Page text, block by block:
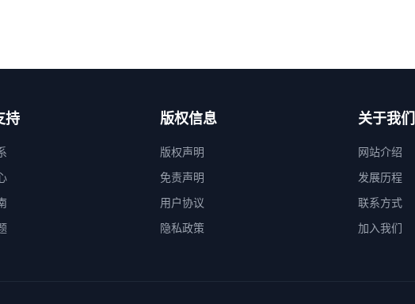
持 版权信息
版权声明
免责声明
用户协议
隐私政策
关于我们
网站介绍
发展历程
联系方式
加入我们